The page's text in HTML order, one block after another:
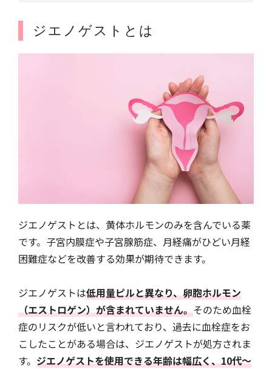
ジエノゲストとは
ジエノゲストとは、黄体ホルモンのみを含んでいる薬
です。子宮内膜症や子宮腺筋症、月経痛がひどい月経
困難症などを改善する効果が期待できます。
ジエノゲストは低用量ピルと異なり、卵胞ホルモン
（エストロゲン）が含まれていません。そのため血栓
症のリスクが低いと言われており、過去に血栓症をお
こしたことがある場合は、ジエノゲストが処方されま
す。 ジエノゲストを使用できる年齢は幅広く、10代〜